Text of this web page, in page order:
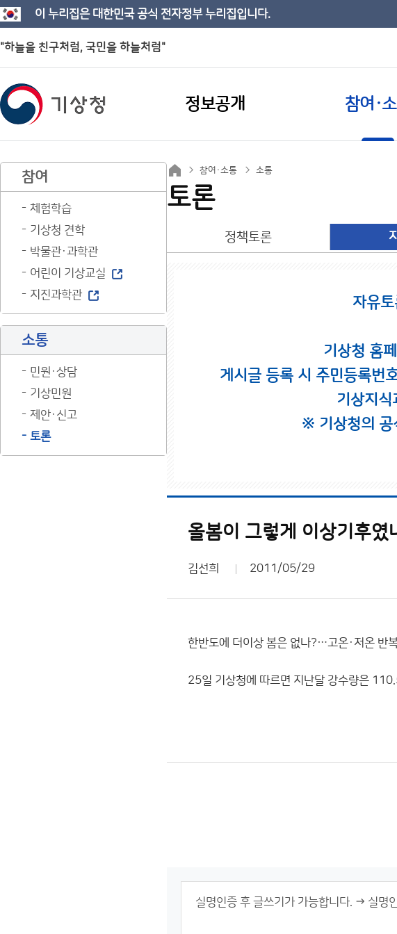
이 누리집은 대한민국 공식 전자정부 누리집입니다.
"하늘을 친구처럼, 국민을 하늘처럼"
정보공개 참여·
참여
체험학습
기상청 견학
박물관·과학관
어린이 기상교실
지진과학관
소통
민원·상담
기상민원
제안·신고
토론
참여·소통 소통
토론
정책토론
자유
기상청 홈
게시글 등록 시 주민등록번
기상지
※ 기상청의 공
올봄이 그렇게 이상기후였
김선희 2011/05/29
한반도에 더이상 봄은 없나?…고온·저온 반
25일 기상청에 따르면 지난달 강수량은